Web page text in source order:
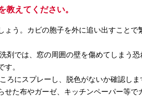
教えてください。
う。カビの胞子を外に追い出すことで
では、窓の周囲の壁を傷めてしまう恐
。
にスプレーし、脱色がないか確認しま
た布やガーゼ、キッチンペーパー等で